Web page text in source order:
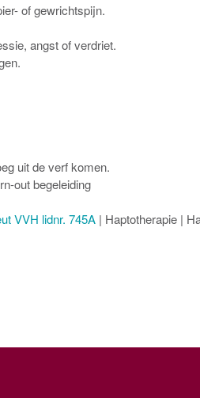
of gewrichtspijn.
angst of verdriet.
uit de verf komen.
out begeleiding
VVH lidnr. 745A| Haptotherapie |